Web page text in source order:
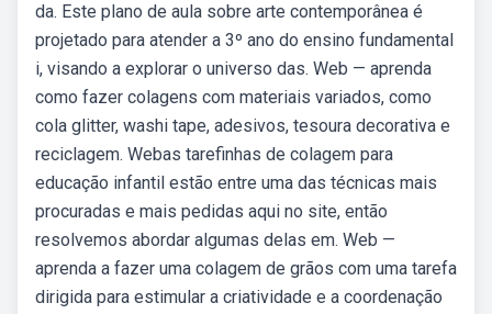
da. Este plano de aula sobre arte contemporânea é
projetado para atender a 3º ano do ensino fundamental
i, visando a explorar o universo das. Web — aprenda
como fazer colagens com materiais variados, como
cola glitter, washi tape, adesivos, tesoura decorativa e
reciclagem. Webas tarefinhas de colagem para
educação infantil estão entre uma das técnicas mais
procuradas e mais pedidas aqui no site, então
resolvemos abordar algumas delas em. Web —
aprenda a fazer uma colagem de grãos com uma tarefa
dirigida para estimular a criatividade e a coordenação